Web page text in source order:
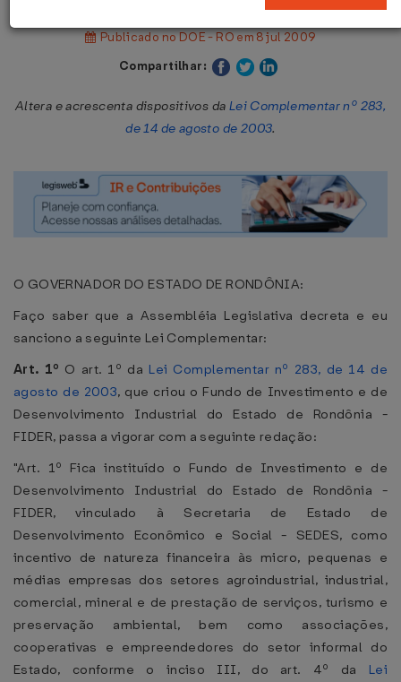
Publicado no DOE - RO em 8 jul 2009
Compartilhar:
Altera e acrescenta dispositivos da Lei Complementar nº 283,
de 14 de agosto de 2003.
O GOVERNADOR DO ESTADO DE RONDÔNIA:
Faço saber que a Assembléia Legislativa decreta e eu
sanciono a seguinte Lei Complementar:
Art. 1º O art. 1º da Lei Complementar nº 283, de 14 de
agosto de 2003, que criou o Fundo de Investimento e de
Desenvolvimento Industrial do Estado de Rondônia -
FIDER, passa a vigorar com a seguinte redação:
"Art. 1º Fica instituído o Fundo de Investimento e de
Desenvolvimento Industrial do Estado de Rondônia -
FIDER, vinculado à Secretaria de Estado de
Desenvolvimento Econômico e Social - SEDES, como
incentivo de natureza financeira às micro, pequenas e
médias empresas dos setores agroindustrial, industrial,
comercial, mineral e de prestação de serviços, turismo e
preservação ambiental, bem como associações,
cooperativas e empreendedores do setor informal do
Estado, conforme o inciso III, do art. 4º da Lei